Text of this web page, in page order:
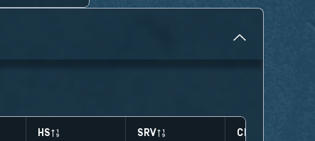
HS SRV CLUTCHES